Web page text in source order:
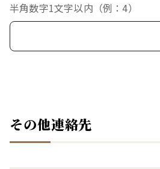
半角数字1文字以内（例：4）
その他連絡先